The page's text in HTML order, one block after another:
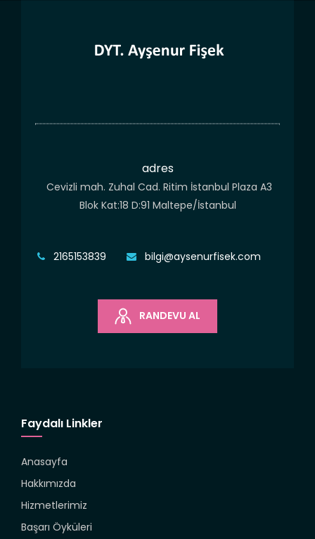
adres
Cevizli mah. Zuhal Cad. Ritim İstanbul Plaza A3
Blok Kat:18 D:91 Maltepe/İstanbul
2165153839 bilgi@aysenurfisek.com
RANDEVU AL
Faydalı Linkler
Anasayfa
Hakkımızda
Hizmetlerimiz
Başarı Öyküleri